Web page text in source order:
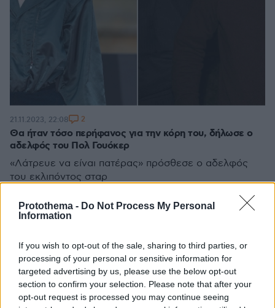
Protothema - Do Not Process My Personal
Information
If you wish to opt-out of the sale, sharing to third parties, or
processing of your personal or sensitive information for
targeted advertising by us, please use the below opt-out
section to confirm your selection. Please note that after your
opt-out request is processed you may continue seeing
Θα ήταν τόσο περήφανος για την κόρη του, δήλωσε ο
αδελφός του Πολ Γουόκερ
«Λάτρευε να είναι πατέρας» πρόσθεσε ο αδελφός
του εκλιπόντος σταρ
21.11.2023, 22:08 2